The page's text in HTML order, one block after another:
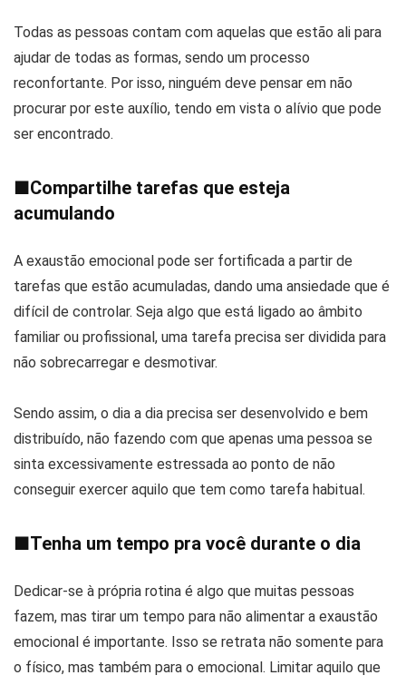
Todas as pessoas contam com aquelas que estão ali para
ajudar de todas as formas, sendo um processo
reconfortante. Por isso, ninguém deve pensar em não
procurar por este auxílio, tendo em vista o alívio que pode
ser encontrado.
■Compartilhe tarefas que esteja
acumulando
A exaustão emocional pode ser fortificada a partir de
tarefas que estão acumuladas, dando uma ansiedade que é
difícil de controlar. Seja algo que está ligado ao âmbito
familiar ou profissional, uma tarefa precisa ser dividida para
não sobrecarregar e desmotivar.
Sendo assim, o dia a dia precisa ser desenvolvido e bem
distribuído, não fazendo com que apenas uma pessoa se
sinta excessivamente estressada ao ponto de não
conseguir exercer aquilo que tem como tarefa habitual.
■Tenha um tempo pra você durante o dia
Dedicar-se à própria rotina é algo que muitas pessoas
fazem, mas tirar um tempo para não alimentar a exaustão
emocional é importante. Isso se retrata não somente para
o físico, mas também para o emocional. Limitar aquilo que